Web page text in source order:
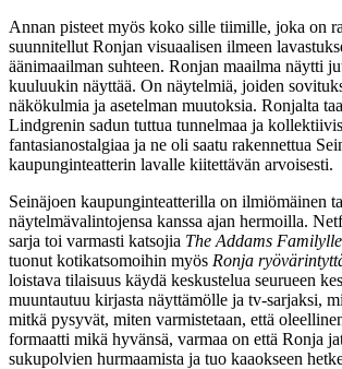
Annan pisteet myös koko sille tiimille, joka on
suunnitellut Ronjan visuaalisen ilmeen
äänimaailman suhteen. Ronjan maailma näytti
kuuluukin näyttää. On näytelmiä, joiden
näkökulmia ja asetelman muutoksia. Ronjalta
Lindgrenin sadun tuttua tunnelmaa ja
fantasianostalgiaa ja ne oli saatu rakennettua
kaupunginteatterin lavalle kiitettävän arvoisesti.
Seinäjoen kaupunginteatterilla on ilmiömäinen
näytelmävalintojensa kanssa ajan hermoilla.
sarja toi varmasti katsojia The Addams Familylle
tuonut kotikatsomoihin myös Ronja
loistava tilaisuus käydä keskustelua seurueen
muuntautuu kirjasta näyttämölle ja tv-sarjaksi,
mitkä pysyvät, miten varmistetaan, että
formaatti mikä hyvänsä, varmaa on että Ronja
sukupolvien hurmaamista ja tuo kaaokseen